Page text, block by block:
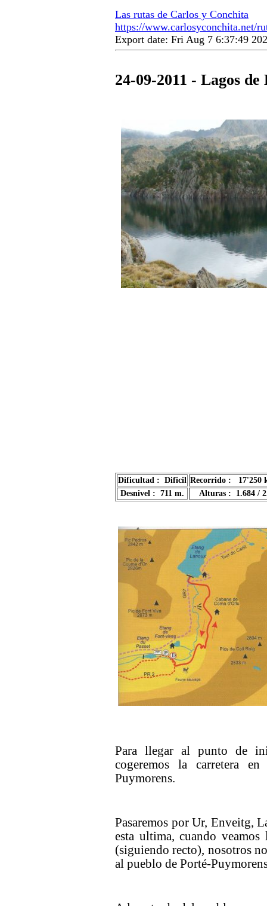
Las rutas de Carlos y Conchita
https://www.carlosyconchita.net/
Export date: Fri Aug 7 6:37:49
24-09-2011 - Lagos
Dificultad : Dificil Recorrido : 17'250
Desnivel : 711 m.
Alturas : 1.684 /
Para llegar al punto de
cogeremos la carretera
Puymorens.
Pasaremos por Ur, Enveitg,
esta ultima, cuando
(siguiendo recto), nosotros
al pueblo de Porté-